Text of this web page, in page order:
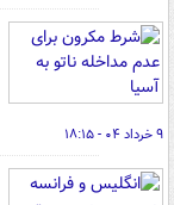
۹ خرداد ۰۴ - ۱۸:۱۵